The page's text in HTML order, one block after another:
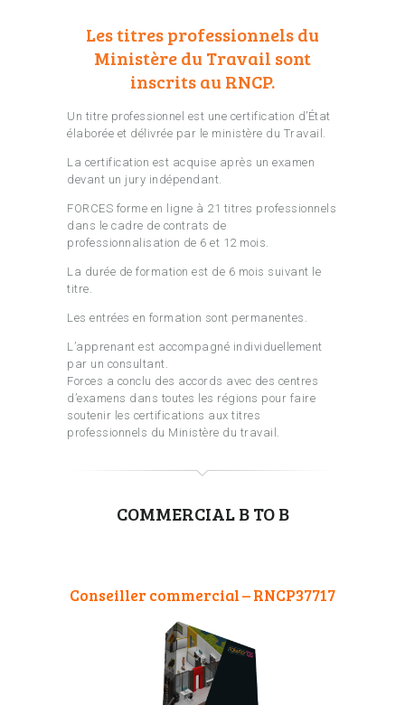
Les titres professionnels du
Ministère du Travail sont
inscrits au RNCP.
Un titre professionnel est une certification d’État
élaborée et délivrée par le ministère du Travail.
La certification est acquise après un examen
devant un jury indépendant.
FORCES forme en ligne à 21 titres professionnels
dans le cadre de contrats de
professionnalisation de 6 et 12 mois.
La durée de formation est de 6 mois suivant le
titre.
Les entrées en formation sont permanentes.
L’apprenant est accompagné individuellement
par un consultant.
Forces a conclu des accords avec des centres
d’examens dans toutes les régions pour faire
soutenir les certifications aux titres
professionnels du Ministère du travail.
COMMERCIAL B TO B
Conseiller commercial – RNCP37717